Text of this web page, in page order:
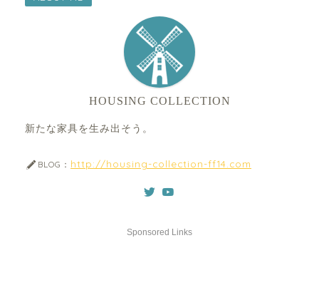
HOUSING COLLECTION
新たな家具を生み出そう。
BLOG： http://housing-collection-ff14.com
Sponsored Links